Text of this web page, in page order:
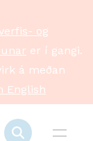
og
er í gangi.
á meðan
English